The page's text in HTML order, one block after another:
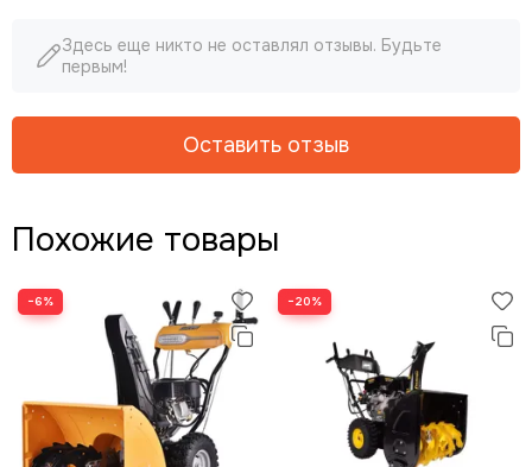
Здесь еще никто не оставлял отзывы. Будьте
первым!
Оставить отзыв
Похожие товары
−6% −20%